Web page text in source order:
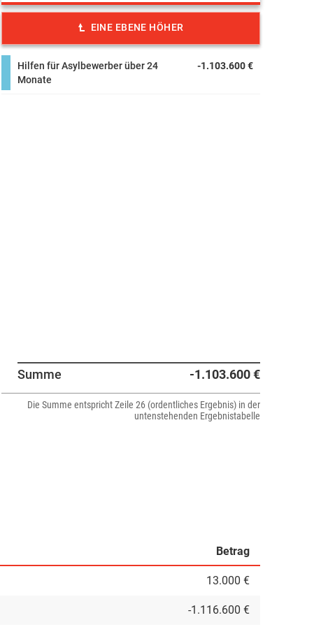
EINE EBENE HÖHER
Hilfen für Asylbewerber über 24
Monate
-1.103.600 €
Summe -1.103.600 €
Die Summe entspricht Zeile 26 (ordentliches Ergebnis) in der
untenstehenden Ergebnistabelle
Betrag
13.000 €
-1.116.600 €